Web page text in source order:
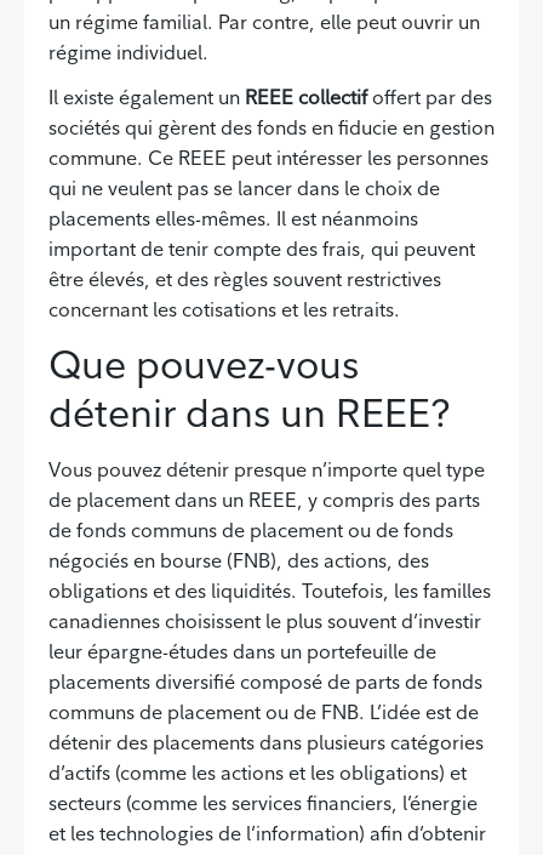
un régime familial. Par contre, elle peut ouvrir un
régime individuel.
Il existe également un REEE collectifoffert par des
sociétés qui gèrent des fonds en fiducie en gestion
commune. Ce REEE peut intéresser les personnes
qui ne veulent pas se lancer dans le choix de
placements elles-mêmes. Il est néanmoins
important de tenir compte des frais, qui peuvent
être élevés, et des règles souvent restrictives
concernant les cotisations et les retraits.
Que pouvez-vous
détenir dans un REEE?
Vous pouvez détenir presque n’importe quel type
de placement dans un REEE, y compris des parts
de fonds communs de placement ou de fonds
négociés en bourse (FNB), des actions, des
obligations et des liquidités. Toutefois, les familles
canadiennes choisissent le plus souvent d’investir
leur épargne-études dans un portefeuille de
placements diversifié composé de parts de fonds
communs de placement ou de FNB. L’idée est de
détenir des placements dans plusieurs catégories
d’actifs (comme les actions et les obligations) et
secteurs (comme les services financiers, l’énergie
et les technologies de l’information) afin d’obtenir